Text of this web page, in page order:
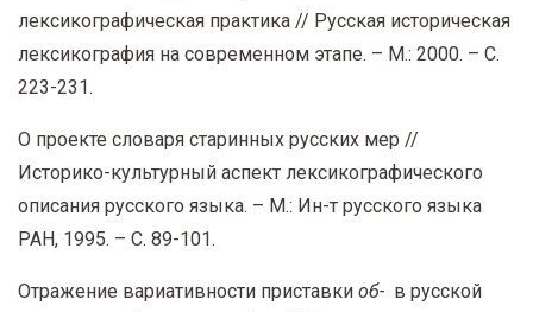
лексикографическая практика // Русская историческая
лексикография на современном этапе. – М.: 2000. – С.
223-231.
О проекте словаря старинных русских мер //
Историко-культурный аспект лексикографического
описания русского языка. – М.: Ин-т русского языка
РАН, 1995. – С. 89-101.
Отражение вариативности приставки об- в русской